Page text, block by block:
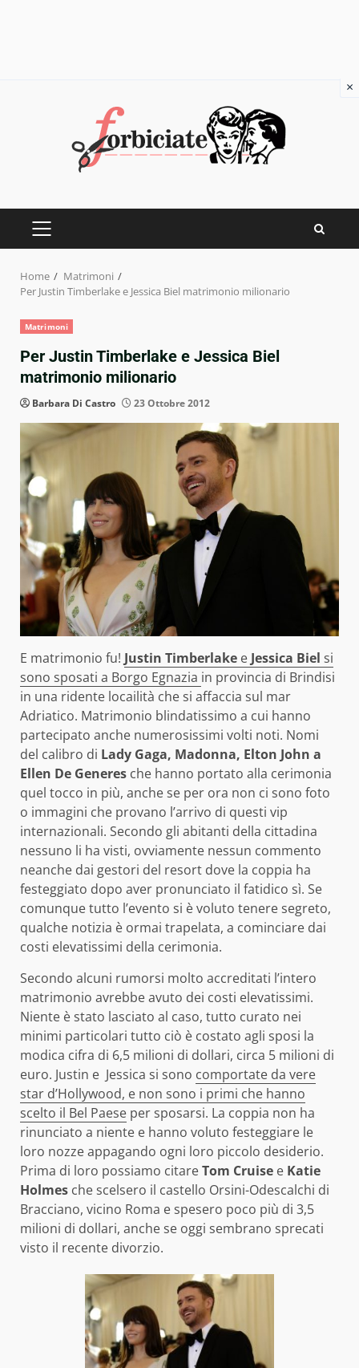
PRIMARY
Home
Matrimoni
Per Justin Timberlake e Jessica Biel matrimonio milionario
Matrimoni
Per Justin Timberlake e Jessica Biel
matrimonio milionario
Barbara Di Castro 23 Ottobre 2012
E matrimonio fu! Justin Timberlake e Jessica Biel si
sono sposati a Borgo Egnazia in provincia di Brindisi
in una ridente locailità che si affaccia sul mar
Adriatico. Matrimonio blindatissimo a cui hanno
partecipato anche numerosissimi volti noti. Nomi
del calibro di Lady Gaga, Madonna, Elton John a
Ellen De Generes che hanno portato alla cerimonia
quel tocco in più, anche se per ora non ci sono foto
o immagini che provano l’arrivo di questi vip
internazionali. Secondo gli abitanti della cittadina
nessuno li ha visti, ovviamente nessun commento
neanche dai gestori del resort dove la coppia ha
festeggiato dopo aver pronunciato il fatidico sì. Se
comunque tutto l’evento si è voluto tenere segreto,
qualche notizia è ormai trapelata, a cominciare dai
costi elevatissimi della cerimonia.
Secondo alcuni rumorsi molto accreditati l’intero
matrimonio avrebbe avuto dei costi elevatissimi.
Niente è stato lasciato al caso, tutto curato nei
minimi particolari tutto ciò è costato agli sposi la
modica cifra di 6,5 milioni di dollari, circa 5 milioni di
euro. Justin e Jessica si sono comportate da vere
star d’Hollywood, e non sono i primi che hanno
scelto il Bel Paese per sposarsi. La coppia non ha
rinunciato a niente e hanno voluto festeggiare le
loro nozze appagando ogni loro piccolo desiderio.
Prima di loro possiamo citareTom Cruise e Katie
Holmes che scelsero il castello Orsini-Odescalchi di
Bracciano, vicino Roma e spesero poco più di 3,5
milioni di dollari, anche se oggi sembrano sprecati
visto il recente divorzio.
×